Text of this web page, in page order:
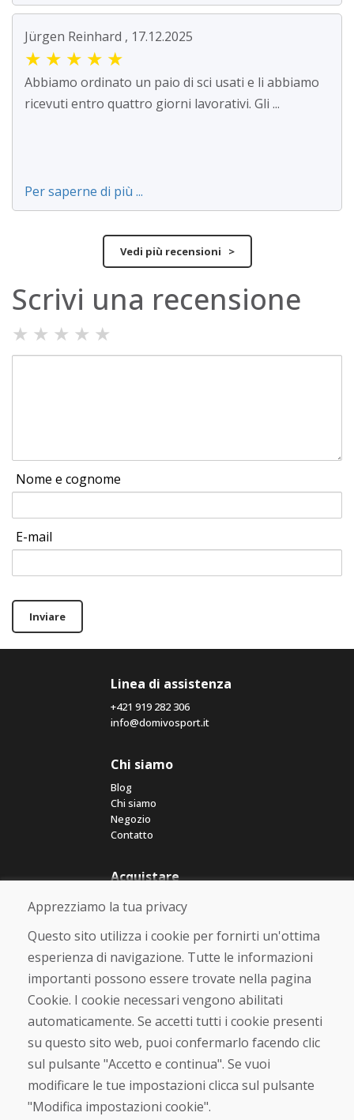
Jürgen Reinhard , 17.12.2025
★ ★ ★ ★ ★
Abbiamo ordinato un paio di sci usati e li abbiamo
ricevuti entro quattro giorni lavorativi. Gli ...
Per saperne di più ...
Vedi più recensioni >
Scrivi una recensione
★ ★ ★ ★ ★
Nome e cognome
E-mail
Inviare
Linea di assistenza
+421 919 282 306
info@domivosport.it
Chi siamo
Blog
Chi siamo
Negozio
Contatto
Acquistare
Negozio online
Termini e condizioni commerciali
Spedizione e pagamento
Reso e cambio merce
Protezione dei dati personali
Cookies
Verificato dai clienti
★★★★★
Apprezziamo la tua privacy
Questo sito utilizza i cookie per fornirti un'ottima
esperienza di navigazione. Tutte le informazioni
importanti possono essere trovate nella pagina
Cookie. I cookie necessari vengono abilitati
automaticamente. Se accetti tutti i cookie presenti
su questo sito web, puoi confermarlo facendo clic
sul pulsante "Accetto e continua". Se vuoi
modificare le tue impostazioni clicca sul pulsante
"Modifica impostazioni cookie".